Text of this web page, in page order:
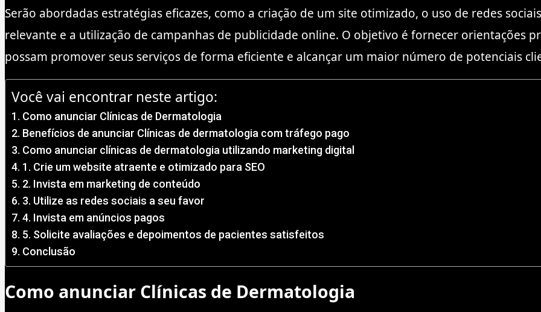
Serão abordadas estratégias eficazes, como a criação de um site otimizado, o uso de redes
relevante e a utilização de campanhas de publicidade online. O objetivo é fornecer orientações
possam promover seus serviços de forma eficiente e alcançar um maior número de potenciais
Você vai encontrar neste artigo:
Como anunciar Clínicas de Dermatologia
Benefícios de anunciar Clínicas de dermatologia com tráfego pago
Como anunciar clínicas de dermatologia utilizando marketing digital
1. Crie um website atraente e otimizado para SEO
2. Invista em marketing de conteúdo
3. Utilize as redes sociais a seu favor
4. Invista em anúncios pagos
5. Solicite avaliações e depoimentos de pacientes satisfeitos
Conclusão
Como anunciar Clínicas de Dermatologia